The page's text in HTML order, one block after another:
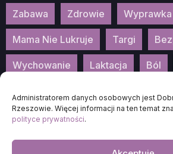
Administratorem danych osobowych jest
Rzeszowie. Więcej informacji na ten temat
polityce prywatności.
Zabawa Zdrowie Wyprawka
Mama Nie Lukruje Targi
Wychowanie Laktacja Ból